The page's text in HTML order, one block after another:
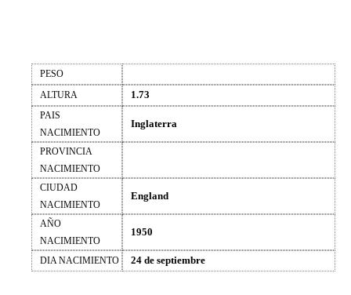
PESO
ALTURA
1.73
PAIS
NACIMIENTO
Inglaterra
PROVINCIA
NACIMIENTO
CIUDAD
NACIMIENTO
England
AÑO
NACIMIENTO
1950
DIA NACIMIENTO 24 de septiembre